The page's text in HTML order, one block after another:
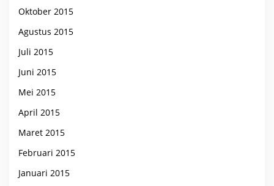
Oktober 2015
Agustus 2015
Juli 2015
Juni 2015
Mei 2015
April 2015
Maret 2015
Februari 2015
Januari 2015